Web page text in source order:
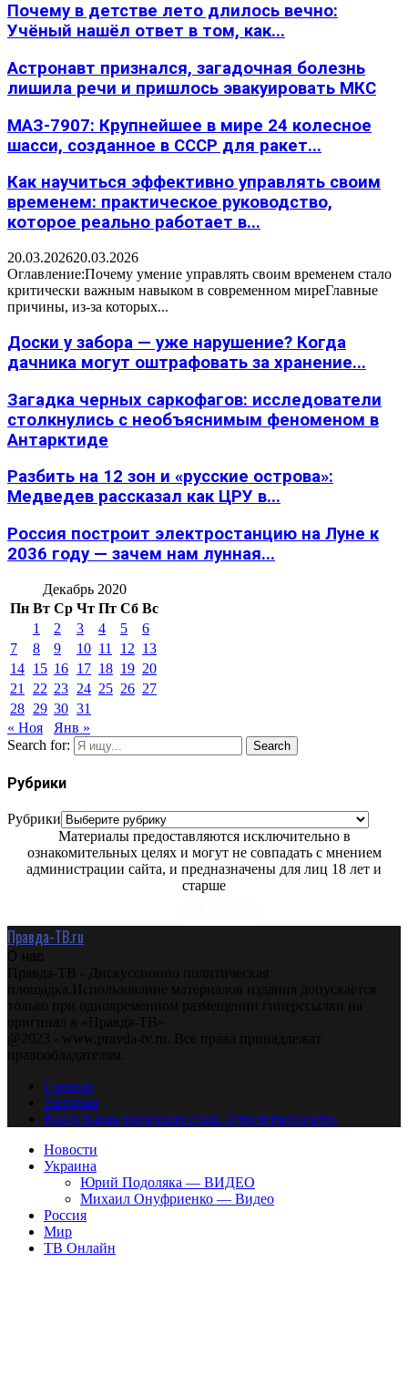
Почему в детстве лето длилось вечно:
Учёный нашёл ответ в том, как...
Астронавт признался, загадочная болезнь
лишила речи и пришлось эвакуировать МКС
МАЗ-7907: Крупнейшее в мире 24 колесное
шасси, созданное в СССР для ракет...
Как научиться эффективно управлять своим
временем: практическое руководство,
которое реально работает в...
20.03.202620.03.2026
Оглавление:Почему умение управлять своим временем стало
критически важным навыком в современном миреГлавные
причины, из-за которых...
Доски у забора — уже нарушение? Когда
дачника могут оштрафовать за хранение...
Загадка черных саркофагов: исследователи
столкнулись с необъяснимым феноменом в
Антарктиде
Разбить на 12 зон и «русские острова»:
Медведев рассказал как ЦРУ в...
Россия построит электростанцию на Луне к
2036 году — зачем нам лунная...
Декабрь 2020
Пн Вт Ср Чт Пт Сб Вс
1
2 3 4 5
6
7
8 9 10 11 12 13
14 15 16 17 18 19 20
21
22 23 24 25 26 27
28 29 30 31
« Ноя
Янв »
Search for:
Search
Рубрики
Рубрики
Материалы предоставляются исключительно в
ознакомительных целях и могут не совпадать с мнением
администрации сайта, и предназначены для лиц 18 лет и
старше
Правда-ТВ.ru
О нас
Правда-ТВ - Дискуссионно политическая
площадка.Использование материалов издания допускается
только при одновременном размещении гиперссылки на
оригинал в «Правда-ТВ»
@2023 - www.pravda-tv.ru. Все права принадлежат
правообладателям.
Главная
Авторам
Владельцам авторских прав. Ответственности.
Новости
Украина
Юрий Подоляка — ВИДЕО
Михаил Онуфриенко — Видео
Россия
Мир
ТВ Онлайн